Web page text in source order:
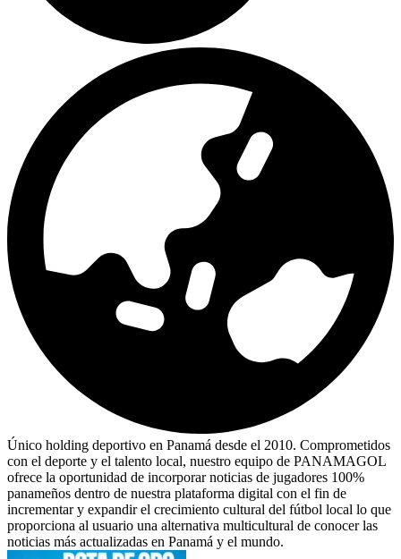
Único holding deportivo en Panamá desde el 2010. Comprometidos
con el deporte y el talento local, nuestro equipo de PANAMAGOL
ofrece la oportunidad de incorporar noticias de jugadores 100%
panameños dentro de nuestra plataforma digital con el fin de
incrementar y expandir el crecimiento cultural del fútbol local lo que
proporciona al usuario una alternativa multicultural de conocer las
noticias más actualizadas en Panamá y el mundo.